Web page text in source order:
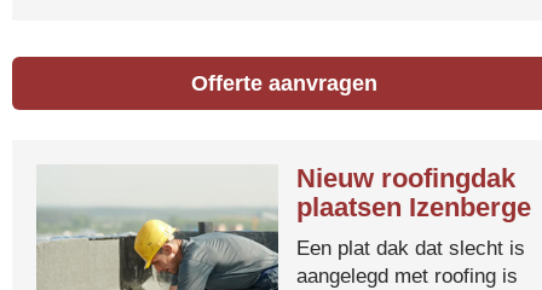
Offerte aanvragen
Nieuw roofingdak
plaatsen Izenberge
Een plat dak dat slecht is
aangelegd met roofing is